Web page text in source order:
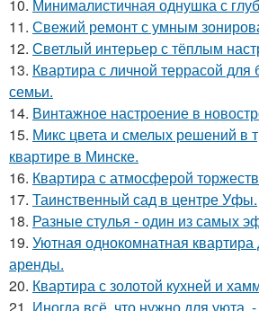
10. Минималистичная однушка с
11. Свежий ремонт с умным
12. Светлый интерьер с тёплым
13. Квартира с личной террасой
семьи.
14. Винтажное настроение в
15. Микс цвета и смелых решений в
квартире в Минске.
16. Квартира с атмосферой
17. Таинственный сад в центре Уфы.
18. Разные стулья - один из самых
19. Уютная однокомнатная квартира
аренды.
20. Квартира с золотой кухней и
21. Иногда всё, что нужно для уюта,